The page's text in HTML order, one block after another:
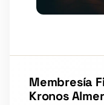
Membresía
Kronos